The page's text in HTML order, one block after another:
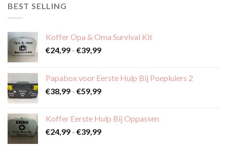
BEST SELLING
Koffer Opa & Oma Survival Kit
€24,99 - €39,99Prijsklasse:
€39,99
Papabox voor Eerste Hulp Bij Poepluiers 2
€38,99 - €59,99Prijsklasse:
€59,99
Koffer Eerste Hulp Bij Oppassen
€24,99 - €39,99Prijsklasse: